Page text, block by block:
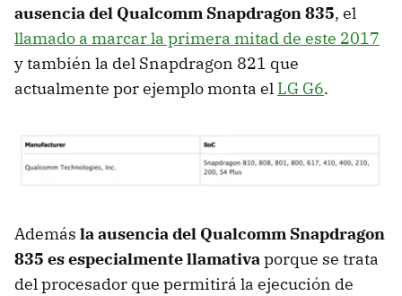
ausencia del Qualcomm Snapdragon 835, el
llamado a marcar la primera mitad de este 2017
y también la del Snapdragon 821 que
actualmente por ejemplo monta el LG G6.
Además la ausencia del Qualcomm Snapdragon
835 es especialmente llamativaporque se trata
del procesador que permitirá la ejecución de